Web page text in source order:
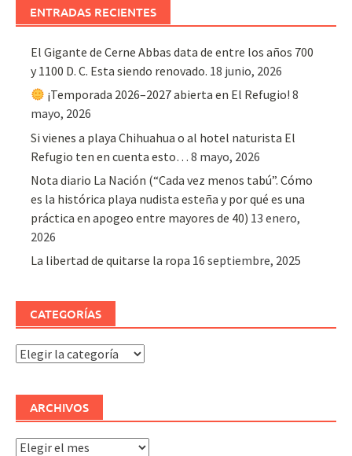
ENTRADAS RECIENTES
El Gigante de Cerne Abbas data de entre los años 700
y 1100 D. C. Esta siendo renovado. 18 junio, 2026
¡Temporada 2026–2027 abierta en El Refugio! 8
mayo, 2026
Si vienes a playa Chihuahua o al hotel naturista El
Refugio ten en cuenta esto… 8 mayo, 2026
Nota diario La Nación (“Cada vez menos tabú”. Cómo
es la histórica playa nudista esteña y por qué es una
práctica en apogeo entre mayores de 40) 13 enero,
2026
La libertad de quitarse la ropa 16 septiembre, 2025
CATEGORÍAS
Categorías
ARCHIVOS
Archivos